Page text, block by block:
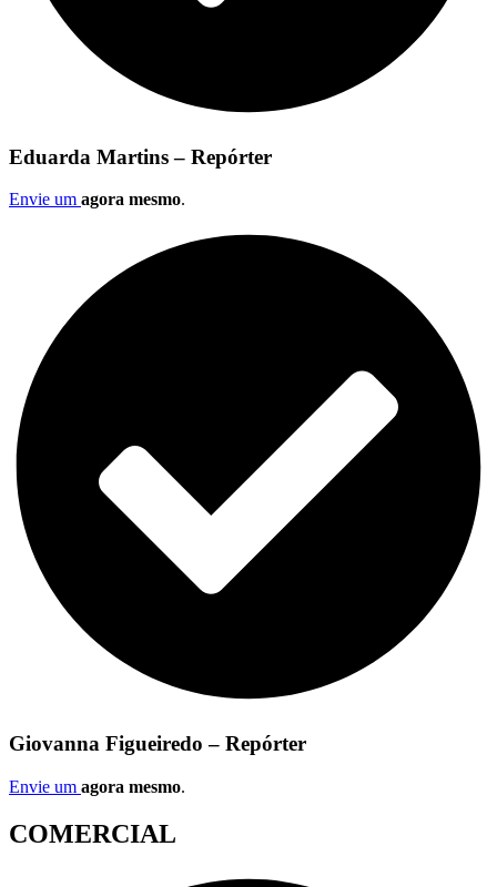
Eduarda Martins – Repórter
Envie um agora mesmo.
Giovanna Figueiredo – Repórter
Envie um agora mesmo.
COMERCIAL